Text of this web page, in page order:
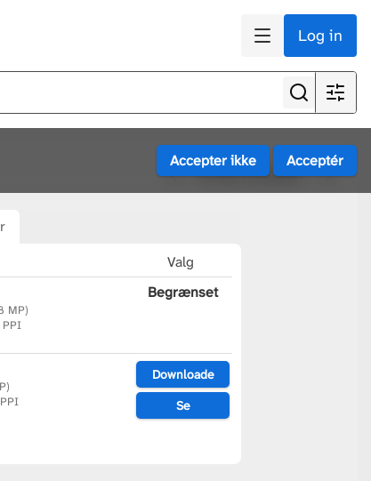
Log in
Se alle resultater
Valg
MP)
PPI
Begrænset
Downloade
Se